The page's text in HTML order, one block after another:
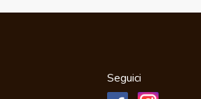
Seguici